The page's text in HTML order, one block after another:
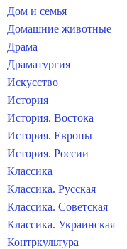
Дом и семья
Домашние животные
Драма
Драматургия
Искусство
История
История. Востока
История. Европы
История. России
Классика
Классика. Русская
Классика. Советская
Классика. Украинская
Контркультура